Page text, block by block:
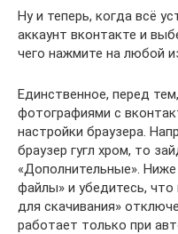
Ну и теперь, когда всё
аккаунт вконтакте и
чего нажмите на любой
Единственное, перед
фотографиями с
настройки браузера.
браузер гугл хром, то
«Дополнительные».
файлы» и убедитесь, что
для скачивания»
работает только при